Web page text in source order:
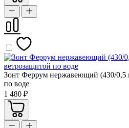
Зонт Феррум нержавеющий (430/0,5
по воде
1 480 ₽